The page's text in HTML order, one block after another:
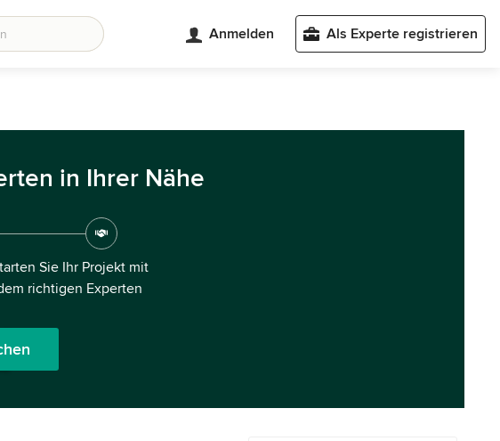
Anmelden Als Experte registrieren
in Ihrer Nähe
Sie Ihr Projekt mit
richtigen Experten